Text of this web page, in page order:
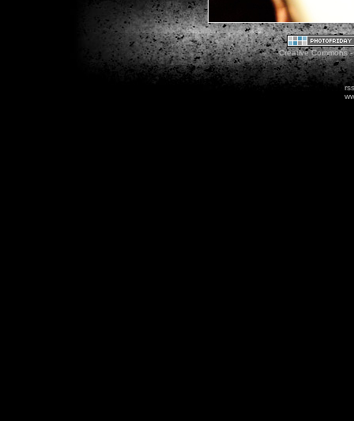
Creative Commons